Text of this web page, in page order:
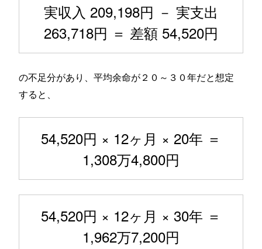
実収入 209,198円 － 実支出
263,718円 ＝ 差額 54,520円
の不足分があり、平均余命が２０～３０年だと想定
すると、
54,520円 × 12ヶ月 × 20年 ＝
1,308万4,800円
54,520円 × 12ヶ月 × 30年 ＝
1,962万7,200円